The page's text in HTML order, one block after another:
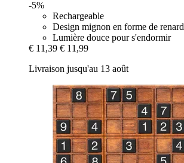
-5%
Rechargeable
Design mignon en forme de renard
Lumière douce pour s'endormir
€ 11,39 € 11,99
Livraison jusqu'au 13 août